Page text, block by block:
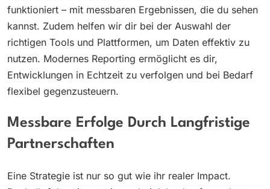
funktioniert – mit messbaren Ergebnissen, die du sehen
kannst. Zudem helfen wir dir bei der Auswahl der
richtigen Tools und Plattformen, um Daten effektiv zu
nutzen. Modernes Reporting ermöglicht es dir,
Entwicklungen in Echtzeit zu verfolgen und bei Bedarf
flexibel gegenzusteuern.
Messbare Erfolge Durch Langfristige
Partnerschaften
Eine Strategie ist nur so gut wie ihr realer Impact.